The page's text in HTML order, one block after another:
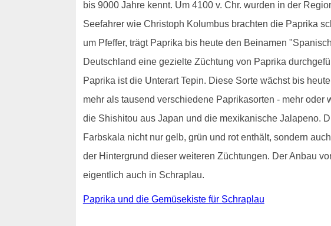
bis 9000 Jahre kennt. Um 4100 v. Chr. wurden in der
Seefahrer wie Christoph Kolumbus brachten die Paprika
um Pfeffer, trägt Paprika bis heute den Beinamen
Deutschland eine gezielte Züchtung von Paprika
Paprika ist die Unterart Tepin. Diese Sorte wächst bis
mehr als tausend verschiedene Paprikasorten - mehr
die Shishitou aus Japan und die mexikanische Jalapeno.
Farbskala nicht nur gelb, grün und rot enthält, sondern
der Hintergrund dieser weiteren Züchtungen. Der Anbau
eigentlich auch in Schraplau.
Paprika und die Gemüsekiste für Schraplau